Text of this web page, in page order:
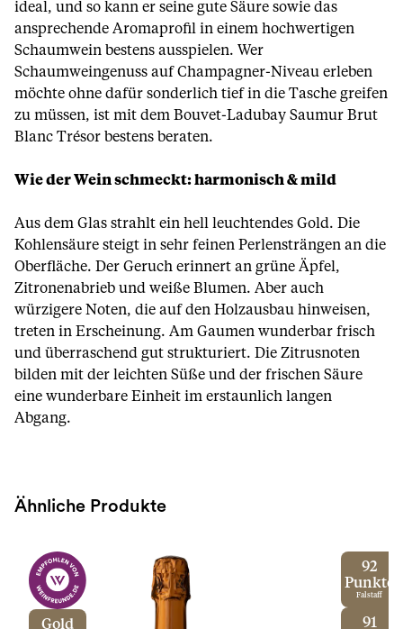
ideal, und so kann er seine gute Säure sowie das
ansprechende Aromaprofil in einem hochwertigen
Schaumwein bestens ausspielen. Wer
Schaumweingenuss auf Champagner-Niveau erleben
möchte ohne dafür sonderlich tief in die Tasche greifen
zu müssen, ist mit dem Bouvet-Ladubay Saumur Brut
Blanc Trésor bestens beraten.
Wie der Wein schmeckt: harmonisch & mild
Aus dem Glas strahlt ein hell leuchtendes Gold. Die
Kohlensäure steigt in sehr feinen Perlensträngen an die
Oberfläche. Der Geruch erinnert an grüne Äpfel,
Zitronenabrieb und weiße Blumen. Aber auch
würzigere Noten, die auf den Holzausbau hinweisen,
treten in Erscheinung. Am Gaumen wunderbar frisch
und überraschend gut strukturiert. Die Zitrusnoten
bilden mit der leichten Süße und der frischen Säure
eine wunderbare Einheit im erstaunlich langen
Abgang.
Ähnliche Produkte
Gold
92
Punkte
Falstaff
91